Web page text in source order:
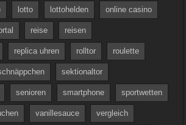
lotto lottohelden online casino
reise reisen
replica uhren rolltor roulette
sektionaltor
senioren smartphone sportwetten
vanillesauce vergleich